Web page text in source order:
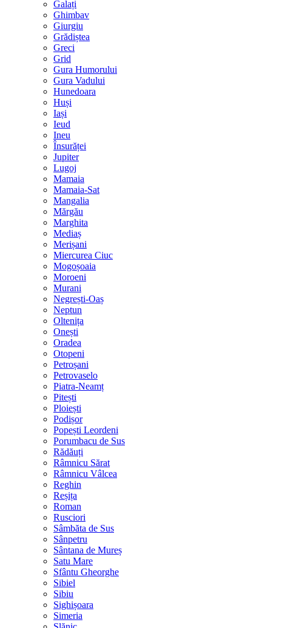
Galați
Ghimbav
Giurgiu
Grădiștea
Greci
Grid
Gura Humorului
Gura Vadului
Hunedoara
Huși
Iași
Ieud
Ineu
Însurăței
Jupiter
Lugoj
Mamaia
Mamaia-Sat
Mangalia
Mărgău
Marghita
Mediaș
Merișani
Miercurea Ciuc
Mogoșoaia
Moroeni
Murani
Negrești-Oaș
Neptun
Oltenița
Onești
Oradea
Otopeni
Petroșani
Petrovaselo
Piatra-Neamț
Pitești
Ploiești
Podișor
Popești Leordeni
Porumbacu de Sus
Rădăuți
Râmnicu Sărat
Râmnicu Vâlcea
Reghin
Reșița
Roman
Rusciori
Sâmbăta de Sus
Sânpetru
Sântana de Mureș
Satu Mare
Sfântu Gheorghe
Sibiel
Sibiu
Sighișoara
Simeria